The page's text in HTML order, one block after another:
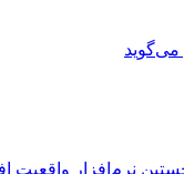
می‌گوید
نرم‌افزار واقعیت